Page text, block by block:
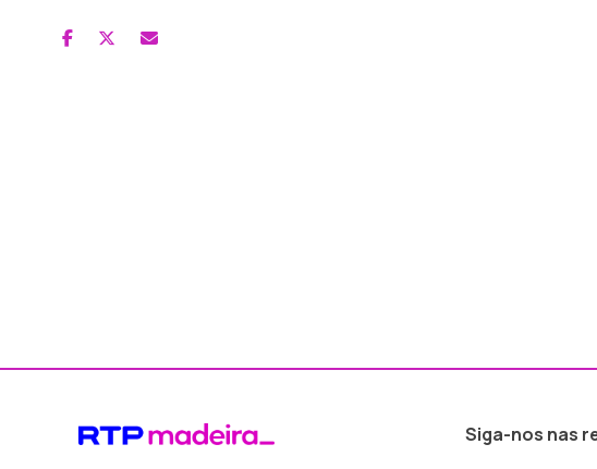
Siga-nos nas